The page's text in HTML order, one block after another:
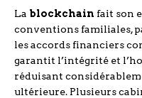
La blockchain fait son
conventions familiales,
les accords financiers
garantit l’intégrité et
réduisant
ultérieure. Plusieurs